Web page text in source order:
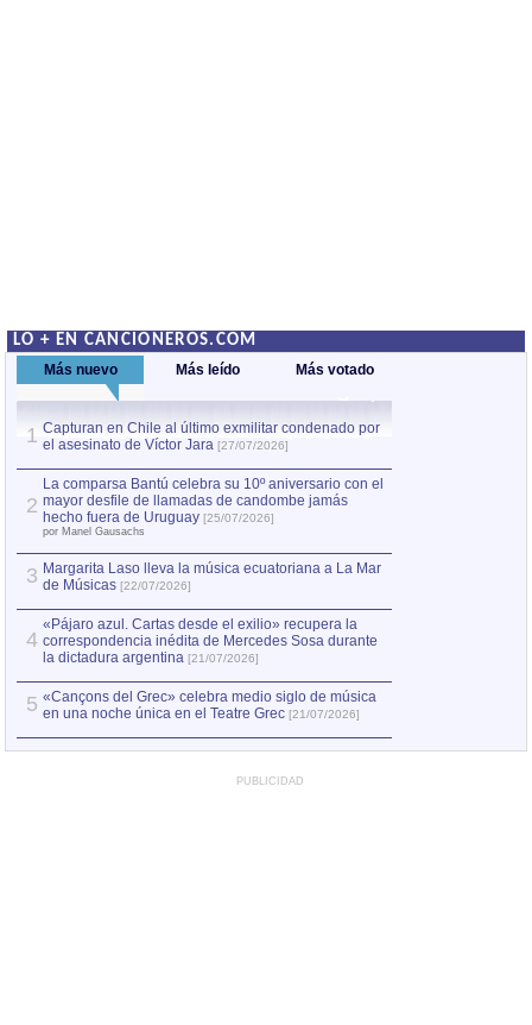
LO + EN CANCIONEROS.COM
Más nuevo Más leído Más votado
1 Capturan en Chile al último exmilitar condenado por
el asesinato de Víctor Jara [27/07/2026]
2
La comparsa Bantú celebra su 10º aniversario con el
mayor desfile de llamadas de candombe jamás
hecho fuera de Uruguay [25/07/2026]
por Manel Gausachs
3 Margarita Laso lleva la música ecuatoriana a La Mar
de Músicas [22/07/2026]
4
«Pájaro azul. Cartas desde el exilio» recupera la
correspondencia inédita de Mercedes Sosa durante
la dictadura argentina [21/07/2026]
5 «Cançons del Grec» celebra medio siglo de música
en una noche única en el Teatre Grec [21/07/2026]
PUBLICIDAD